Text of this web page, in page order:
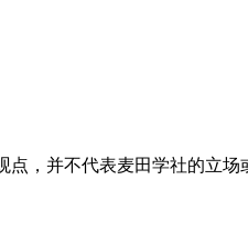
，并不代表麦田学社的立